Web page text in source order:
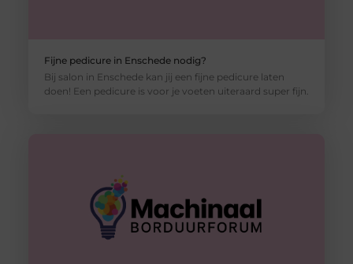
Fijne pedicure in Enschede nodig?
Bij salon in Enschede kan jij een fijne pedicure laten
doen! Een pedicure is voor je voeten uiteraard super fijn.